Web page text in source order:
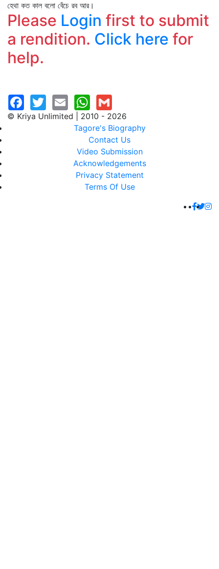
হেথা কত কাল বলো বেঁচে রব আর।
Please Login first to submit
a rendition. Click here for
help.
© Kriya Unlimited | 2010 - 2026
Tagore's Biography
Contact Us
Video Submission
Acknowledgements
Privacy Statement
Terms Of Use